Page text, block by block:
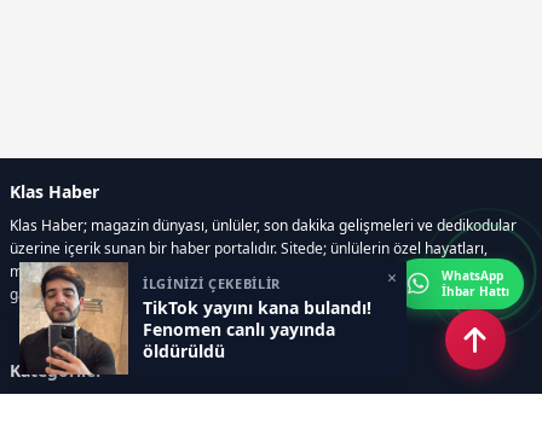
İLGİNİZİ ÇEKEBİLİR
TikTok yayını kana bulandı!
Fenomen canlı yayında
öldürüldü
×
Klas Haber
Klas Haber; magazin dünyası, ünlüler, son dakika gelişmeleri ve dedikodular
üzerine içerik sunan bir haber portalıdır. Sitede; ünlülerin özel hayatları,
magazin gündemi, röportajlar, fotoğraf ve video galerileri, resmi ilanlar, e-
gazete gibi geniş bir içerik yelpazesi bulunur.
Kategoriler
WhatsApp
İhbar Hattı